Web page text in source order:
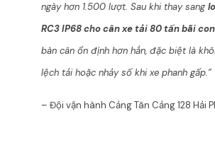
ngày hơn 1.500 lượt. Sau khi thay sang
RC3 IP68 cho cân xe tải 80 tấn bãi
bàn cân ổn định hơn hẳn, đặc biệt là
lệch tải hoặc nhảy số khi xe phanh gấp.”
– Đội vận hành Cảng Tân Cảng 128 Hải